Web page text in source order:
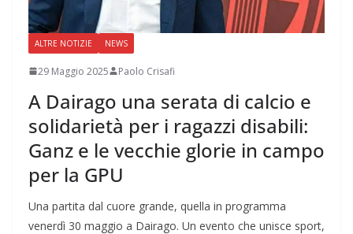
ALTRE NOTIZIE NEWS
29 Maggio 2025 Paolo Crisafi
A Dairago una serata di calcio e
solidarietà per i ragazzi disabili:
Ganz e le vecchie glorie in campo
per la GPU
Una partita dal cuore grande, quella in programma
venerdì 30 maggio a Dairago. Un evento che unisce sport,